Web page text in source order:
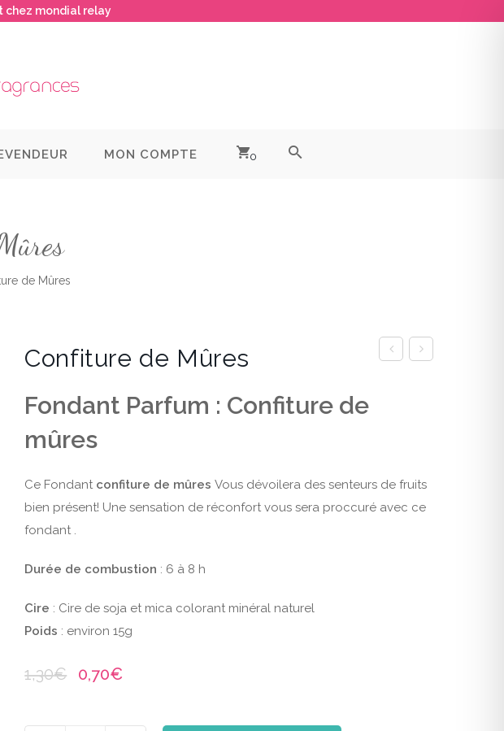
chez mondial relay
MON COMPTE 0
de Mûres
Confiture de Mûres
Fondant Parfum : Confiture de
mûres
Ce Fondant confiture de mûresVous dévoilera des senteurs de fruits
bien présent! Une sensation de réconfort vous sera proccuré avec ce
fondant .
Durée de combustion : 6 à 8 h
Cire : Cire de soja et mica colorant minéral naturel
Poids : environ 15g
1,30€ 0,70€